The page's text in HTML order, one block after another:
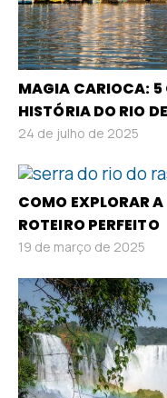
MAGIA CARIOCA: 5
HISTÓRIA DO RIO
24 de julho de 2025
COMO EXPLORAR
ROTEIRO PERFEITO
19 de março de 2025